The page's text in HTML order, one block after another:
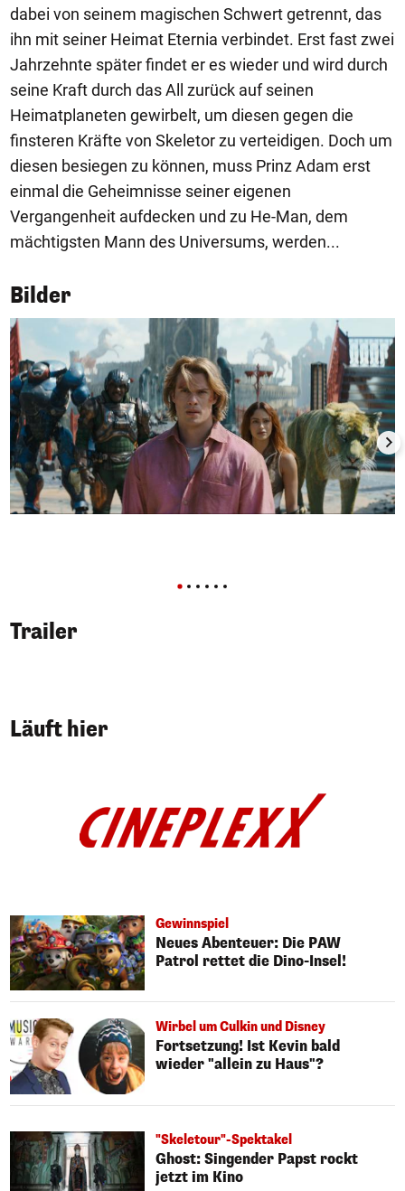
dabei von seinem magischen Schwert getrennt, das
ihn mit seiner Heimat Eternia verbindet. Erst fast zwei
Jahrzehnte später findet er es wieder und wird durch
seine Kraft durch das All zurück auf seinen
Heimatplaneten gewirbelt, um diesen gegen die
finsteren Kräfte von Skeletor zu verteidigen. Doch um
diesen besiegen zu können, muss Prinz Adam erst
einmal die Geheimnisse seiner eigenen
Vergangenheit aufdecken und zu He-Man, dem
mächtigsten Mann des Universums, werden...
Bilder
Trailer
Läuft hier
Gewinnspiel
Neues Abenteuer: Die PAW
Patrol rettet die Dino-Insel!
Wirbel um Culkin und Disney
Fortsetzung! Ist Kevin bald
wieder "allein zu Haus"?
"Skeletour"-Spektakel
Ghost: Singender Papst rockt
jetzt im Kino